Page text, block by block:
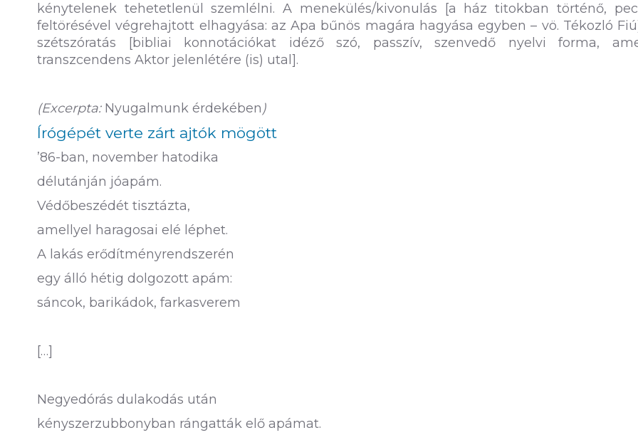
kénytelenek tehetetlenül szemlélni. A menekülés/kivonulás [a ház titokban történő,
feltörésével végrehajtott elhagyása: az Apa bűnös magára hagyása egyben – vö. Tékozló
szétszóratás [bibliai konnotációkat idéző szó, passzív, szenvedő nyelvi forma,
transzcendens Aktor jelenlétére (is) utal].
(Excerpta: Nyugalmunk érdekében)
Írógépét verte zárt ajtók mögött
’86-ban, november hatodika
délutánján jóapám.
Védőbeszédét tisztázta,
amellyel haragosai elé léphet.
A lakás erődítményrendszerén
egy álló hétig dolgozott apám:
sáncok, barikádok, farkasverem
[…]
Negyedórás dulakodás után
kényszerzubbonyban rángatták elő apámat.